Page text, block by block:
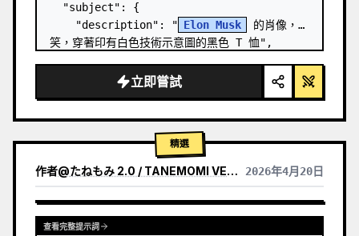
  "subject": {
    "description": "
Elon Musk
的肖像，微
笑，穿著印有白色技術示意圖的黑色 T 恤",
文字的螢幕，右側顯示紅色的 '{argument
name=\"r…
立即嘗試
精選
作者@たねもみ 2.0 / TANEMOMI VER2.0 2026年4月20日
查看完整提示詞